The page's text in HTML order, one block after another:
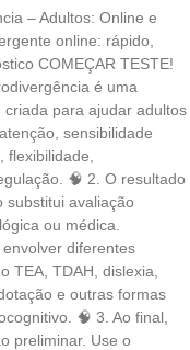
– Adultos: Online e
online: rápido,
COMEÇAR TESTE!
é uma
para ajudar adultos
sensibilidade
flexibilidade,
🧠 2. O resultado
substitui avaliação
ou médica.
diferentes
TEA, TDAH, dislexia,
e outras formas
🧠 3. Ao final,
preliminar. Use o